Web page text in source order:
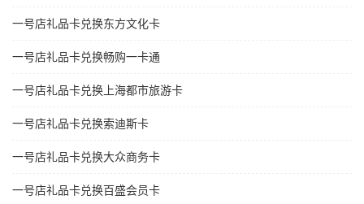
一号店礼品卡兑换东方文化卡
一号店礼品卡兑换畅购一卡通
一号店礼品卡兑换上海都市旅游卡
一号店礼品卡兑换索迪斯卡
一号店礼品卡兑换大众商务卡
一号店礼品卡兑换百盛会员卡